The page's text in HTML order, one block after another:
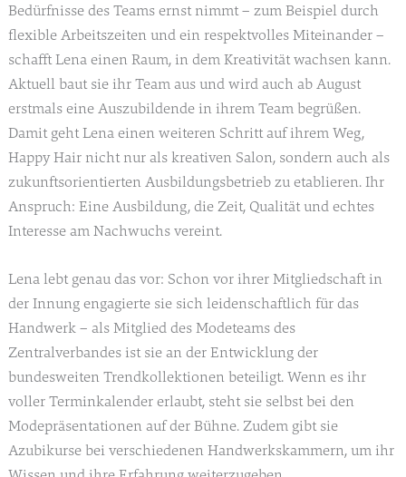
Bedürfnisse des Teams ernst nimmt – zum Beispiel durch
flexible Arbeitszeiten und ein respektvolles Miteinander –
schafft Lena einen Raum, in dem Kreativität wachsen kann.
Aktuell baut sie ihr Team aus und wird auch ab August
erstmals eine Auszubildende in ihrem Team begrüßen.
Damit geht Lena einen weiteren Schritt auf ihrem Weg,
Happy Hair nicht nur als kreativen Salon, sondern auch als
zukunftsorientierten Ausbildungsbetrieb zu etablieren. Ihr
Anspruch: Eine Ausbildung, die Zeit, Qualität und echtes
Interesse am Nachwuchs vereint.
Lena lebt genau das vor: Schon vor ihrer Mitgliedschaft in
der Innung engagierte sie sich leidenschaftlich für das
Handwerk – als Mitglied des Modeteams des
Zentralverbandes ist sie an der Entwicklung der
bundesweiten Trendkollektionen beteiligt. Wenn es ihr
voller Terminkalender erlaubt, steht sie selbst bei den
Modepräsentationen auf der Bühne. Zudem gibt sie
Azubikurse bei verschiedenen Handwerkskammern, um ihr